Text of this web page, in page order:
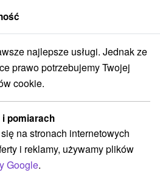
Zamki, pałace, ruiny w Tatrach
w Tatrach
(1)
(3)
najlepsze usługi. Jednak ze
prawo potrzebujemy Twojej
cookie.
pomiarach
na stronach internetowych
i reklamy, używamy plików
Google.